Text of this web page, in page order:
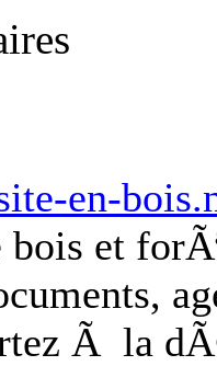
en-
et
Ã la